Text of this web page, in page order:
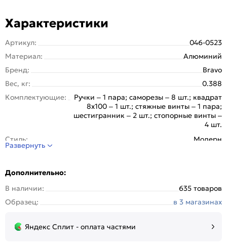
Характеристики
Артикул:
046-0523
Материал:
Алюминий
Бренд:
Bravo
Вес, кг:
0.388
Комплектующие:
Ручки – 1 пара; саморезы – 8 шт.; квадрат
8х100 – 1 шт.; стяжные винты – 1 пара;
шестигранник – 2 шт.; стопорные винты –
4 шт.
Стиль:
Модерн
Развернуть
Дополнительно:
В наличии:
635 товаров
Образец:
в 3 магазинах
Яндекс Сплит - оплата частями